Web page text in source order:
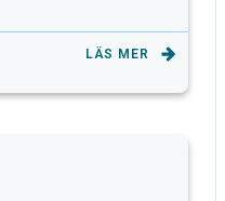
LÄS MER